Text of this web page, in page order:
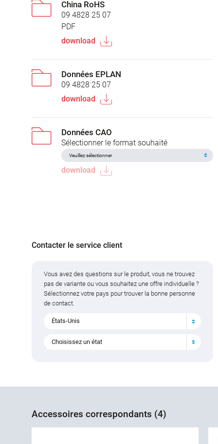
China RoHS
09 4828 25 07
PDF
download
Données EPLAN
09 4828 25 07
download
Données CAO
Sélectionner le format souhaité
download
Contacter le service client
Vous avez des questions sur le produit, vous ne trouvez
pas de variante ou vous souhaitez une offre individuelle ?
Sélectionnez votre pays pour trouver la bonne personne
de contact.
États-Unis
Choisissez un état
Accessoires correspondants (4)